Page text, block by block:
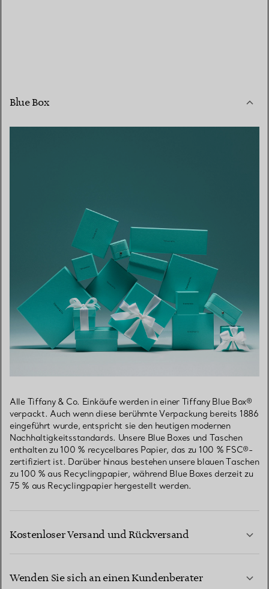
Blue Box
Alle Tiffany & Co. Einkäufe werden in einer Tiffany Blue Box®
verpackt. Auch wenn diese berühmte Verpackung bereits 1886
eingeführt wurde, entspricht sie den heutigen modernen
Nachhaltigkeitsstandards. Unsere Blue Boxes und Taschen
enthalten zu 100 % recycelbares Papier, das zu 100 % FSC®-
zertifiziert ist. Darüber hinaus bestehen unsere blauen Taschen
zu 100 % aus Recyclingpapier, während Blue Boxes derzeit zu
75 % aus Recyclingpapier hergestellt werden.
Kostenloser Versand und Rückversand
Wenden Sie sich an einen Kundenberater